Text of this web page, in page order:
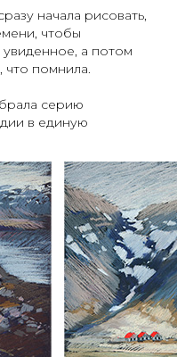
начала рисовать,
чтобы
увиденное, а потом
что помнила.
серию
в единую